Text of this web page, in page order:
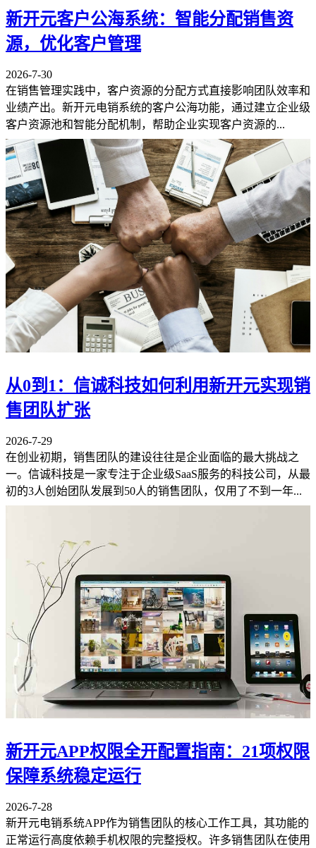
新开元客户公海系统：智能分配销售资
源，优化客户管理
2026-7-30
在销售管理实践中，客户资源的分配方式直接影响团队效率和
业绩产出。新开元电销系统的客户公海功能，通过建立企业级
客户资源池和智能分配机制，帮助企业实现客户资源的...
从0到1：信诚科技如何利用新开元实现销
售团队扩张
2026-7-29
在创业初期，销售团队的建设往往是企业面临的最大挑战之
一。信诚科技是一家专注于企业级SaaS服务的科技公司，从最
初的3人创始团队发展到50人的销售团队，仅用了不到一年...
新开元APP权限全开配置指南：21项权限
保障系统稳定运行
2026-7-28
新开元电销系统APP作为销售团队的核心工作工具，其功能的
正常运行高度依赖手机权限的完整授权。许多销售团队在使用